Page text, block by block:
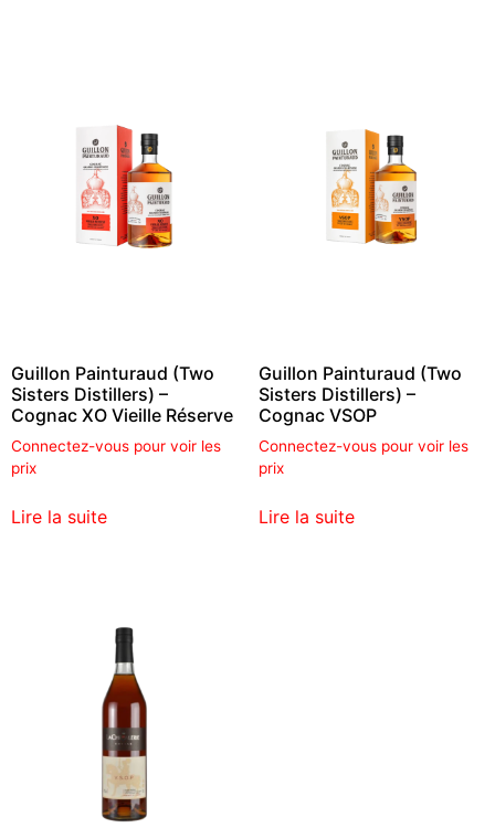
Guillon Painturaud (Two
Sisters Distillers) –
Cognac XO Vieille Réserve
Connectez-vous pour voir les
prix
Lire la suite
Guillon Painturaud (Two
Sisters Distillers) –
Cognac VSOP
Connectez-vous pour voir les
prix
Lire la suite